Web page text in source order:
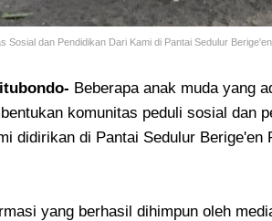
Sosial dan Pendidikan Dari Kami di Pantai Sedulur
Beberapa anak muda yang
komunitas peduli sosial dan
didirikan di Pantai Sedulur
yang berhasil dihimpun oleh